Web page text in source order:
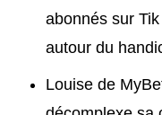
abonnés sur
autour du
Louise de